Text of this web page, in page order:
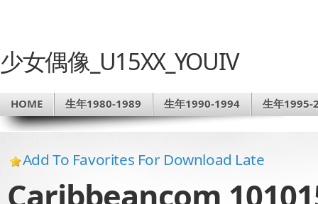
少女偶像_U15XX_YOUIV
HOME 生年1980-1989 生年1990-1994 生年1995-
Add To Favorites For Download Late